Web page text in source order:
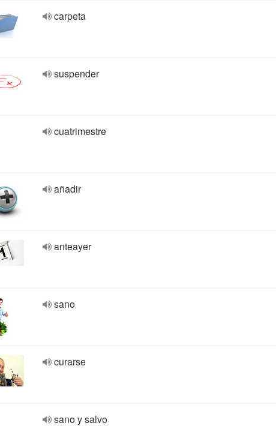
carpeta
suspender
cuatrimestre
añadir
anteayer
sano
curarse
sano y salvo